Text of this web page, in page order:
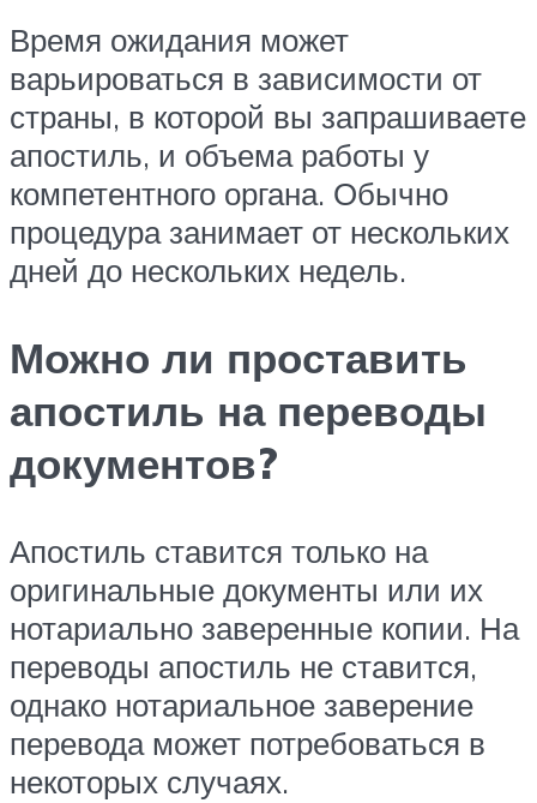
Время ожидания может
варьироваться в зависимости от
страны, в которой вы запрашиваете
апостиль, и объема работы у
компетентного органа. Обычно
процедура занимает от нескольких
дней до нескольких недель.
Можно ли проставить
апостиль на переводы
документов?
Апостиль ставится только на
оригинальные документы или их
нотариально заверенные копии. На
переводы апостиль не ставится,
однако нотариальное заверение
перевода может потребоваться в
некоторых случаях.